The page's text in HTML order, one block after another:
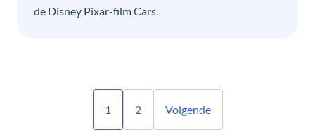
de Disney Pixar-film Cars.
1 2 Volgende